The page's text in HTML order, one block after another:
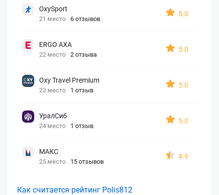
OxySport
21 место 6 отзывов
5.0
ERGO AXA
22 место 2 отзыва
5.0
Oxy Travel Premium
23 место 1 отзыв
5.0
УралСиб
24 место 1 отзыв
5.0
МАКС
25 место 15 отзывов
4.9
Как считается рейтинг Polis812